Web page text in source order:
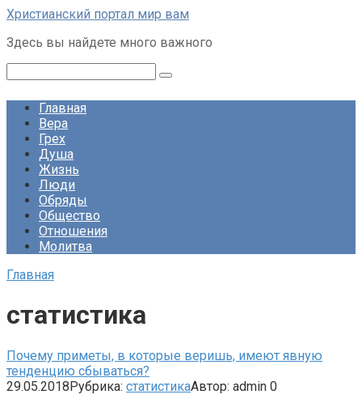
Перейти
контенту
Христианский портал мир вам
Здесь вы найдете много важного
Главная
Вера
Грех
Душа
Жизнь
Люди
Обряды
Общество
Отношения
Молитва
Главная
статистика
Почему приметы, в которые веришь, имеют явную
тенденцию сбываться?
29.05.2018Рубрика: статистикаАвтор: admin 0